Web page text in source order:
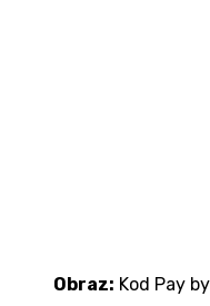
Obraz: Kod Pay